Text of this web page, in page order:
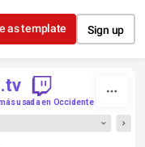
as template Sign up
usada en Occidente